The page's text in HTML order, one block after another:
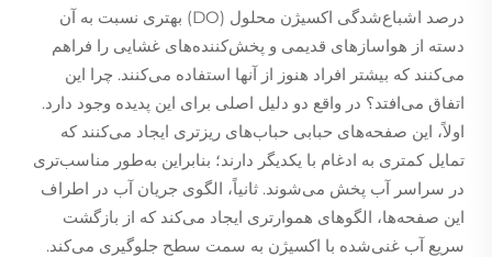
درصد اشباع‌شدگی اکسیژن محلول (DO) بهتری نسبت به آن
دسته از هواسازهای قدیمی و پخش‌کننده‌های غشایی را فراهم
می‌کنند که بیشتر افراد هنوز از آنها استفاده می‌کنند. چرا این
اتفاق می‌افتد؟ در واقع دو دلیل اصلی برای این پدیده وجود دارد.
اولاً، این صفحه‌های حبابی حباب‌های ریزتری ایجاد می‌کنند که
تمایل کمتری به ادغام با یکدیگر دارند؛ بنابراین به‌طور مناسب‌تری
در سراسر آب پخش می‌شوند. ثانیاً، الگوی جریان آب در اطراف
این صفحه‌ها، الگوهای هموارتری ایجاد می‌کند که از بازگشت
سریع آب غنی‌شده با اکسیژن به سمت سطح جلوگیری می‌کند.